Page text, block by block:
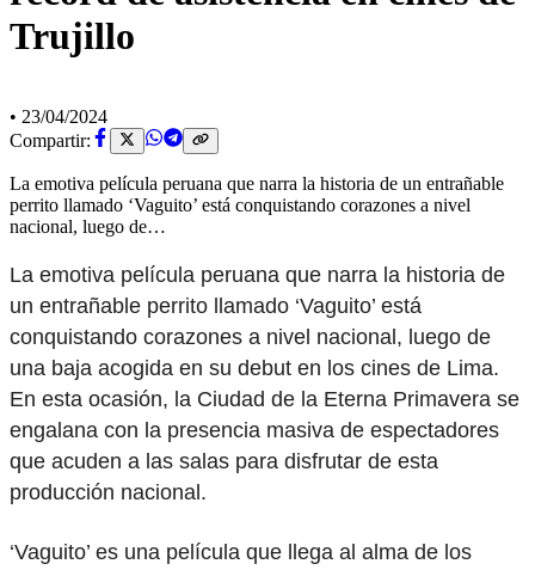
Trujillo
• 23/04/2024
Compartir:
La emotiva película peruana que narra la historia de un entrañable
perrito llamado ‘Vaguito’ está conquistando corazones a nivel
nacional, luego de…
La emotiva película peruana que narra la historia de
un entrañable perrito llamado ‘Vaguito’ está
conquistando corazones a nivel nacional, luego de
una baja acogida en su debut en los cines de Lima.
En esta ocasión, la Ciudad de la Eterna Primavera se
engalana con la presencia masiva de espectadores
que acuden a las salas para disfrutar de esta
producción nacional.
‘Vaguito’ es una película que llega al alma de los